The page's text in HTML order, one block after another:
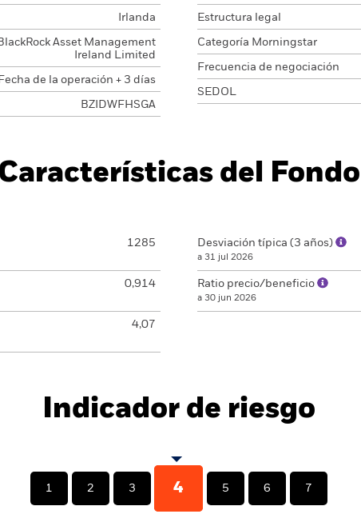
Irlanda
Asset Management
Ireland Limited
Fecha de la operación + 3 días
BZIDWFHSGA
Estructura legal
Categoría Morningstar
Frecuencia de negociación
SEDOL
del Fondo
1285
0,914
4,07
Desviación típica (3 años)
a 31 jul 2026
Ratio precio/beneficio
a 30 jun 2026
Indicador de riesgo
1 2 3 4 5 6 7